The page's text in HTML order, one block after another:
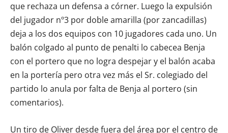
que rechaza un defensa a córner. Luego la expulsión
del jugador nº3 por doble amarilla (por zancadillas)
deja a los dos equipos con 10 jugadores cada uno. Un
balón colgado al punto de penalti lo cabecea Benja
con el portero que no logra despejar y el balón acaba
en la portería pero otra vez más el Sr. colegiado del
partido lo anula por falta de Benja al portero (sin
comentarios).
Un tiro de Oliver desde fuera del área por el centro de